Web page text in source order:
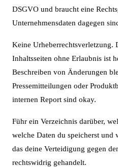
DSGVO und braucht eine
Unternehmensdaten dagegen
Keine Urheberrechtsverletzung.
Inhaltsseiten ohne Erlaubnis ist
Beschreiben von Änderungen
Pressemitteilungen oder
internen Report sind okay.
Führ ein Verzeichnis darüber,
welche Daten du speicherst
das deine Verteidigung gegen
rechtswidrig gehandelt.